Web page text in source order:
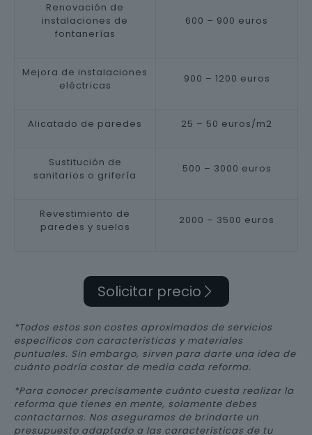
Renovación de
instalaciones de
fontanerías
600 – 900 euros
Mejora de instalaciones
eléctricas
900 – 1200 euros
Alicatado de paredes 25 – 50 euros/m2
Sustitución de
sanitarios o grifería
500 – 3000 euros
Revestimiento de
paredes y suelos
2000 – 3500 euros
Solicitar precio
*Todos estos son costes aproximados de servicios
específicos con características y materiales
puntuales. Sin embargo, sirven para darte una idea de
cuánto podría costar de media cada reforma.
*Para conocer precisamente cuánto cuesta realizar la
reforma que tienes en mente, solamente debes
contactarnos. Nos aseguramos de brindarte un
presupuesto adaptado a las características de tu